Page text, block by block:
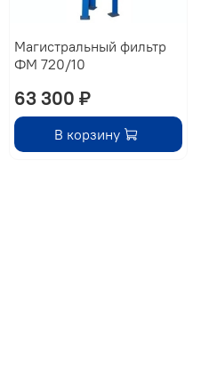
Магистральный фильтр
ФМ 720/10
63 300 ₽
В корзину